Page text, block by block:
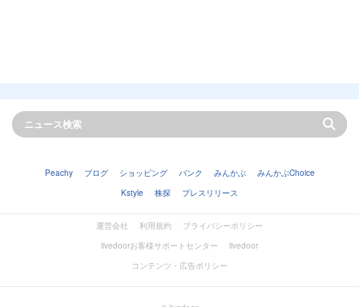
Peachy ブログ ショッピング バンク みんかぶ
みんかぶChoice
Kstyle
株探 プレスリリース
運営会社 利用規約
プライバシーポリシー
livedoorお客様サポートセンター
livedoor
コンテンツ・広告ポリシー